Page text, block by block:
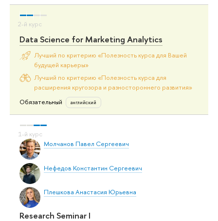
Data Science for Marketing Analytics
Лучший по критерию «Полезность курса для Вашей
будущей карьеры»
Лучший по критерию «Полезность курса для
расширения кругозора и разностороннего развития»
Обязательный
английский
Молчанов Павел Сергеевич
Нефедов Константин Сергеевич
Плешкова Анастасия Юрьевна
Research Seminar I